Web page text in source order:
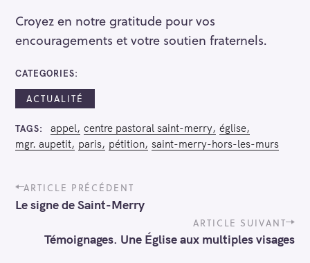
Croyez en notre gratitude pour vos
encouragements et votre soutien fraternels.
CATEGORIES
ACTUALITÉ
TAGS appel centre pastoral saint-merry église
mgr. aupetit paris pétition saint-merry-hors-les-murs
P
o
s
ARTICLE PRÉCÉDENT
Le signe de Saint-Merry
ARTICLE SUIVANT
Témoignages. Une Église aux multiples visages
e
r